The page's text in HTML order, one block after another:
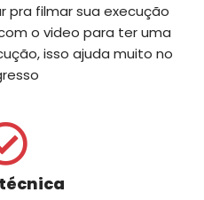
pra filmar sua execução
o video para ter uma
isso ajuda muito no